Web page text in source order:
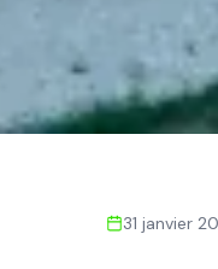
31 janvier